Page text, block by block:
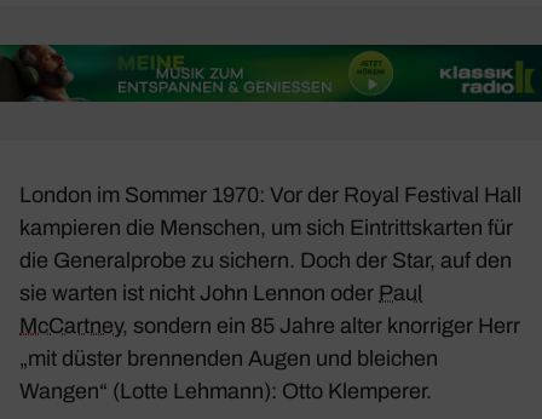
London im Sommer 1970: Vor der Royal Festival Hall
kampieren die Menschen, um sich Eintritts­karten für
die Gene­ral­probe zu sichern. Doch der Star, auf den
sie warten ist nicht John Lennon oder Paul
McCartney, sondern ein 85 Jahre alter knor­riger Herr
„mit düster bren­nenden Augen und blei­chen
Wangen“ (Lotte Lehmann): Otto Klem­perer.